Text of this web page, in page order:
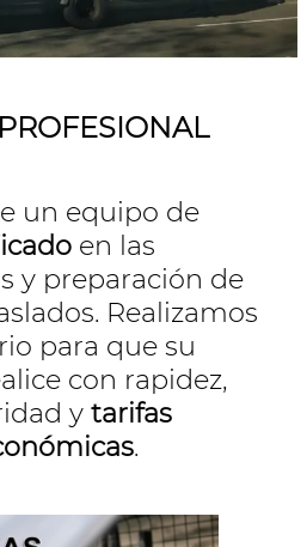
un equipo de
en las
y preparación de
Realizamos
para que su
con rapidez,
y tarifas
.